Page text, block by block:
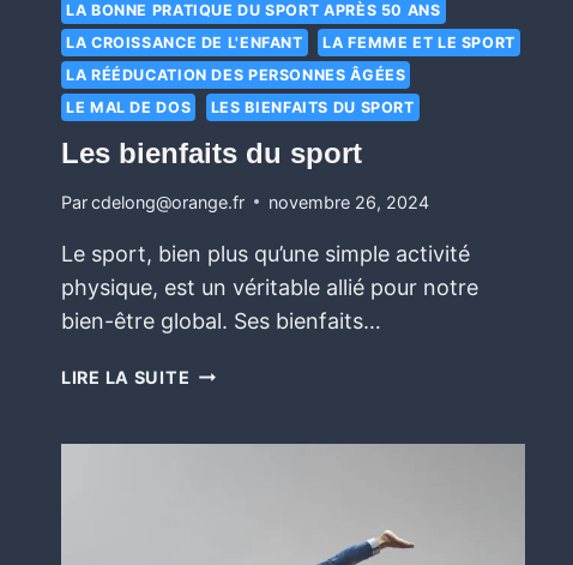
LA BONNE PRATIQUE DU SPORT APRÈS 50 ANS
LA CROISSANCE DE L'ENFANT
LA FEMME ET LE SPORT
LA RÉÉDUCATION DES PERSONNES ÂGÉES
LE MAL DE DOS
LES BIENFAITS DU SPORT
Les bienfaits du sport
Parcdelong@orange.fr novembre 26, 2024
Le sport, bien plus qu’une simple activité
physique, est un véritable allié pour notre
bien-être global. Ses bienfaits…
LIRE LA SUITE